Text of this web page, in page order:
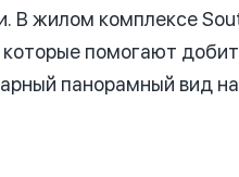
В жилом комплексе
помогают
панорамный вид